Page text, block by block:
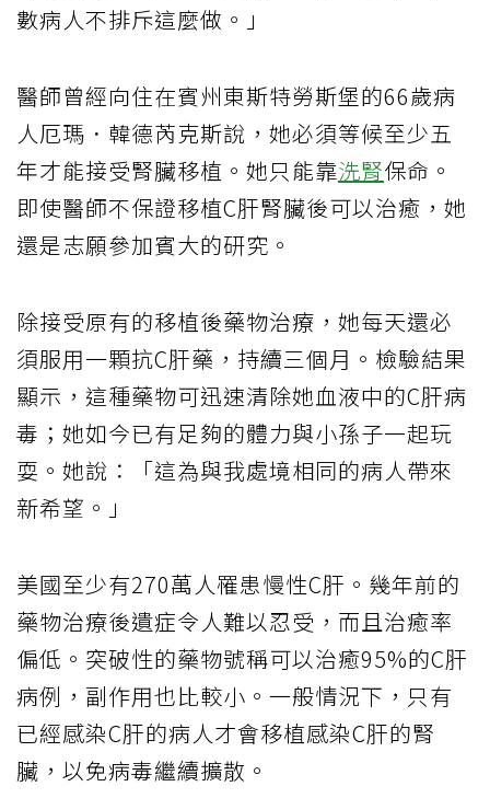
數病人不排斥這麼做。」
醫師曾經向住在賓州東斯特勞斯堡的66歲病
人厄瑪．韓德芮克斯說，她必須等候至少五
年才能接受腎臟移植。她只能靠洗腎保命。
即使醫師不保證移植C肝腎臟後可以治癒，她
還是志願參加賓大的研究。
除接受原有的移植後藥物治療，她每天還必
須服用一顆抗C肝藥，持續三個月。檢驗結果
顯示，這種藥物可迅速清除她血液中的C肝病
毒；她如今已有足夠的體力與小孫子一起玩
耍。她說：「這為與我處境相同的病人帶來
新希望。」
美國至少有270萬人罹患慢性C肝。幾年前的
藥物治療後遺症令人難以忍受，而且治癒率
偏低。突破性的藥物號稱可以治癒95%的C肝
病例，副作用也比較小。一般情況下，只有
已經感染C肝的病人才會移植感染C肝的腎
臟，以免病毒繼續擴散。